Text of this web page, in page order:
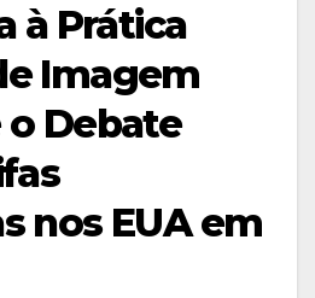
Prática 
Imagem
o Debate
nos EUA em